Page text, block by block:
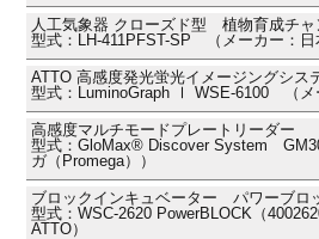
人工気象器 クローズド型 植物育成チャ
型式：LH-411PFST-SP （メーカー：日
ATTO 高感度発光蛍光イメージングシ
型式：LuminoGraph Ⅰ WSE-6100 （メ
高感度マルチモードプレートリーダー
型式：GloMax® Discover System
ガ（Promega））
ブロックインキュベーター パワーブロ
型式：WSC-2620 PowerBLOCK（
ATTO）